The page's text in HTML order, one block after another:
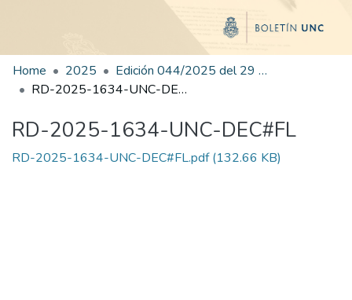
Home 2025
Edición 044/2025 del 29 de agosto de 2025
RD-2025-1634-UNC-DEC#FL
RD-2025-1634-UNC-DEC#FL
RD-2025-1634-UNC-DEC#FL.pdf(132.66 KB)